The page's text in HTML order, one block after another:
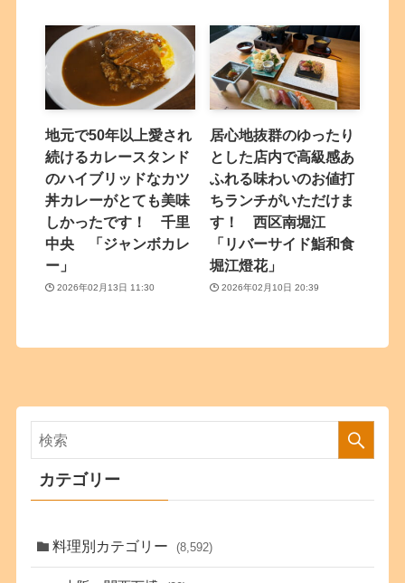
地元で50年以上愛され
続けるカレースタンド
のハイブリッドなカツ
丼カレーがとても美味
しかったです！ 千里
中央 「ジャンボカレ
ー」
2026年02月13日 11:30
居心地抜群のゆったり
とした店内で高級感あ
ふれる味わいのお値打
ちランチがいただけま
す！ 西区南堀江
「リバーサイド鮨和食
堀江燈花」
2026年02月10日 20:39
カテゴリー
料理別カテゴリー (8,592)